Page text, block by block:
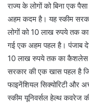
राज्य के लोगों को बिना एक
अहम कदम है। यह स्कीम
लोगों को 10 लाख रुपये तक
गई एक अहम पहल है। पंजाब देश
10 लाख रुपये तक का कैशलेस
सरकार की एक खास पहल है
फाइनेंशियल सिक्योरिटी और
स्कीम यूनिवर्सल हेल्थ कवरेज